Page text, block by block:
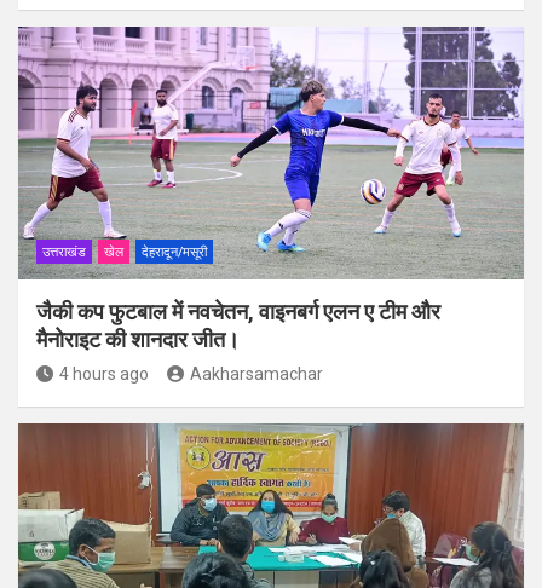
उत्तराखंड खेल देहरादून/मसूरी
जैकी कप फुटबाल में नवचेतन, वाइनबर्ग एलन ए टीम और
मैनोराइट की शानदार जीत।
4 hours ago Aakharsamachar